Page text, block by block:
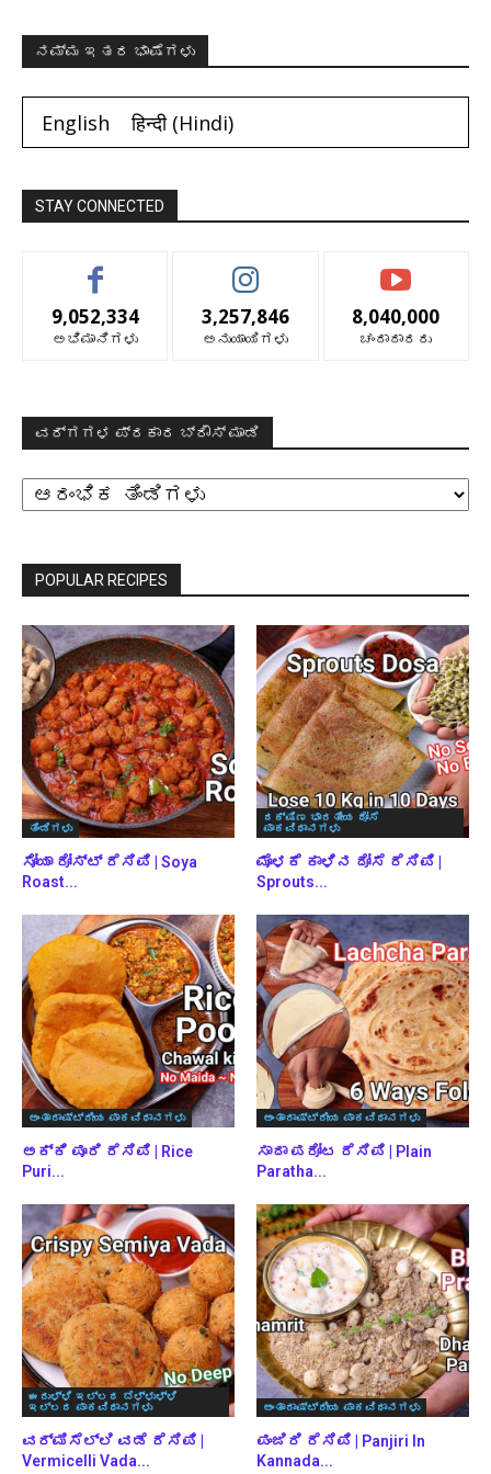
ನಮ್ಮ ಇತರ ಭಾಷೆಗಳು
English हिन्दी(Hindi)
STAY CONNECTED
9,052,334
ಅಭಿಮಾನಿಗಳು
3,257,846
ಅನುಯಾಯಿಗಳು
8,040,000
ಚಂದಾದಾರರು
ವರ್ಗಗಳ ಪ್ರಕಾರ ಬ್ರೌಸ್ ಮಾಡಿ
ವರ್ಗಗಳ
ಪ್ರಕಾರ
ಬ್ರೌಸ್
POPULAR RECIPES
ತಿಂಡಿಗಳು
ಸೋಯಾ ರೋಸ್ಟ್ ರೆಸಿಪಿ | Soya
Roast...
ದಕ್ಷಿಣ ಭಾರತೀಯ ದೋಸೆ
ಪಾಕವಿಧಾನಗಳು
ಮೊಳಕೆ ಕಾಳಿನ ದೋಸೆ ರೆಸಿಪಿ |
Sprouts...
ಅಂತಾರಾಷ್ಟ್ರೀಯ ಪಾಕವಿಧಾನಗಳು
ಅಕ್ಕಿ ಪೂರಿ ರೆಸಿಪಿ | Rice
Puri...
ಅಂತಾರಾಷ್ಟ್ರೀಯ ಪಾಕವಿಧಾನಗಳು
ಸಾದಾ ಪರೋಟ ರೆಸಿಪಿ | Plain
Paratha...
ಈರುಳ್ಳಿ ಇಲ್ಲದ ಬೆಳ್ಳುಳ್ಳಿ
ಇಲ್ಲದ ಪಾಕವಿಧಾನಗಳು
ವರ್ಮಿಸೆಲ್ಲಿ ವಡೆ ರೆಸಿಪಿ |
Vermicelli Vada...
ಅಂತಾರಾಷ್ಟ್ರೀಯ ಪಾಕವಿಧಾನಗಳು
ಪಂಜಿರಿ ರೆಸಿಪಿ | Panjiri In
Kannada...